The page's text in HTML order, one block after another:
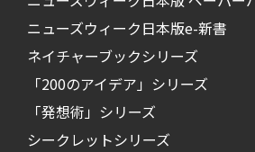
ニューズウィーク日本版e-新書
ネイチャーブックシリーズ
「200のアイデア」シリーズ
「発想術」シリーズ
シークレットシリーズ